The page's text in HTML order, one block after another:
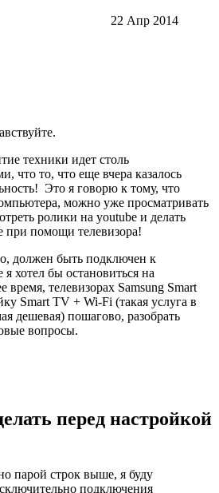
22 Апр 2014
техники идет столь
что то, что еще вчера казалось
Это я говорю к тому, что
можно уже просматривать
ролики на youtube и делать
при помощи телевизора!
должен быть подключен к
я хотел бы остановиться на
время, телевизорах Samsung Smart
Smart TV + Wi-Fi (такая услуга в
дешевая) пошагово, разобрать
вопросы.
перед настройкой
парой строк выше, я буду
подключения